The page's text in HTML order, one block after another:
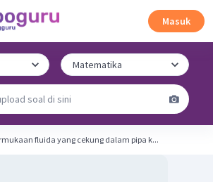
Masuk
fluida yang cekung dalam pipa k...